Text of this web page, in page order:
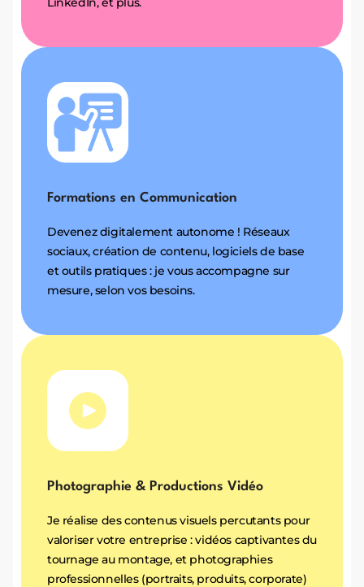
Formations en Communication
Devenez digitalement autonome ! Réseaux
sociaux, création de contenu, logiciels de base
et outils pratiques : je vous accompagne sur
mesure, selon vos besoins.
Photographie & Productions Vidéo
Je réalise des contenus visuels percutants pour
valoriser votre entreprise : vidéos captivantes du
tournage au montage, et photographies
professionnelles (portraits, produits, corporate)